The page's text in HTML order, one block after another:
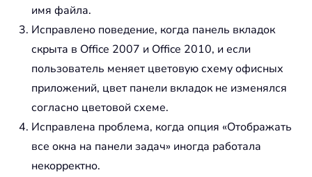
имя файла.
Исправлено поведение, когда панель вкладок
скрыта в Office 2007 и Office 2010, и если
пользователь меняет цветовую схему офисных
приложений, цвет панели вкладок не изменялся
согласно цветовой схеме.
Исправлена проблема, когда опция «Отображать
все окна на панели задач» иногда работала
некорректно.